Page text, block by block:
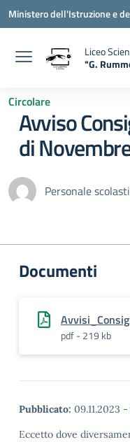
Vai ai contenuti
Vai al menu di navigazione
Vai al footer
Ministero dell'Istruzione e
Liceo
"G.
Circolare
Avviso
di
Personale
Documenti
pdf - 219 kb
Pubblicato: 09.11.2023 -
Eccetto dove